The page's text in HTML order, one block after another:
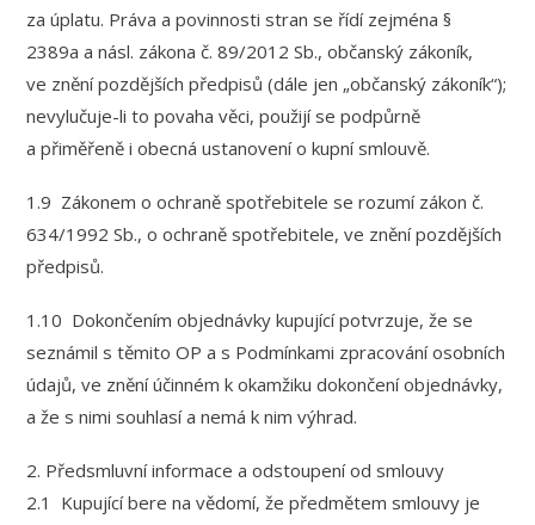
za úplatu. Práva a povinnosti stran se řídí zejména §
2389a a násl. zákona č. 89/2012 Sb., občanský zákoník,
ve znění pozdějších předpisů (dále jen „občanský zákoník“);
nevylučuje-li to povaha věci, použijí se podpůrně
a přiměřeně i obecná ustanovení o kupní smlouvě.
1.9 Zákonem o ochraně spotřebitele se rozumí zákon č.
634/1992 Sb., o ochraně spotřebitele, ve znění pozdějších
předpisů.
1.10 Dokončením objednávky kupující potvrzuje, že se
seznámil s těmito OP a s Podmínkami zpracování osobních
údajů, ve znění účinném k okamžiku dokončení objednávky,
a že s nimi souhlasí a nemá k nim výhrad.
2. Předsmluvní informace a odstoupení od smlouvy
2.1 Kupující bere na vědomí, že předmětem smlouvy je